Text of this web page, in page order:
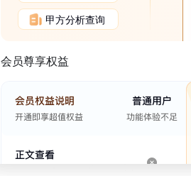
甲方分析查询
会员尊享权益